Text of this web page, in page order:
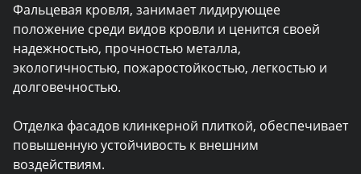
Фальцевая кровля, занимает лидирующее
положение среди видов кровли и ценится своей
надежностью, прочностью металла,
экологичностью, пожаростойкостью, легкостью и
долговечностью.
Отделка фасадов клинкерной плиткой, обеспечивает
повышенную устойчивость к внешним
воздействиям.